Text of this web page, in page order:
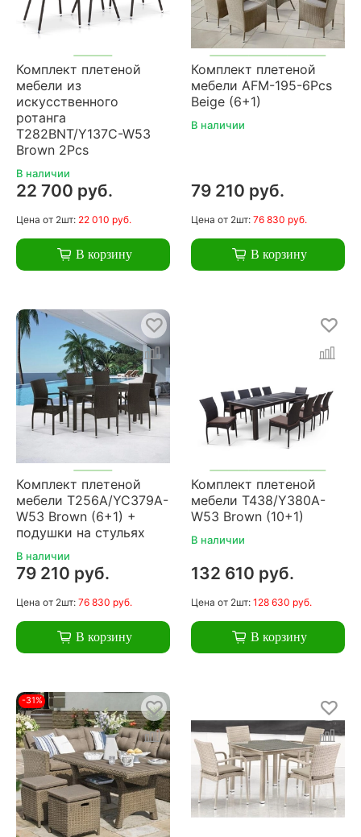
Комплект плетеной
мебели из
искусственного
ротанга
T282BNT/Y137C-W53
Brown 2Pcs
В наличии
22 700 руб.
Цена от 2шт: 22 010 руб.
В корзину
Комплект плетеной
мебели AFM-195-6Pcs
Beige (6+1)
В наличии
79 210 руб.
Цена от 2шт: 76 830 руб.
В корзину
Комплект плетеной
мебели T256A/YC379A-
W53 Brown (6+1) +
подушки на стульях
В наличии
79 210 руб.
Цена от 2шт: 76 830 руб.
В корзину
Комплект плетеной
мебели T438/Y380A-
W53 Brown (10+1)
В наличии
132 610 руб.
Цена от 2шт: 128 630 руб.
В корзину
-31%